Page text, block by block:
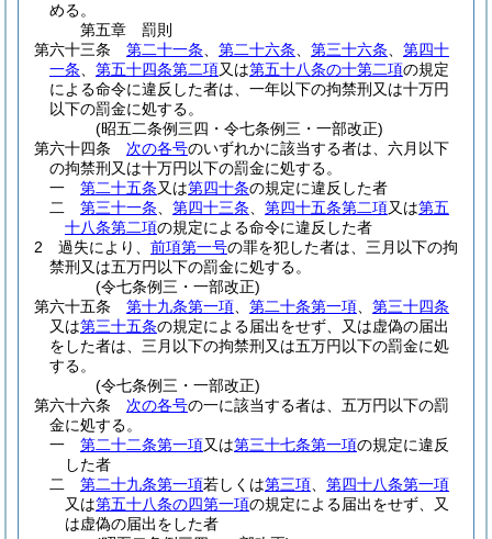
める。
第五章
罰則
第六十三条
第二十一条 第二十六条 第三十六条
第四十
一条
第五十四条第二項又は第五十八条の十第二項の規定
による命令に違反した者は、一年以下の拘禁刑又は十万円
以下の罰金に処する。
(昭五二条例三四・令七条例三・一部改正)
第六十四条
次の各号のいずれかに該当する者は、六月以下
の拘禁刑又は十万円以下の罰金に処する。
一
第二十五条又は第四十条の規定に違反した者
二
第三十一条 第四十三条 第四十五条第二項又は第五
十八条第二項の規定による命令に違反した者
2
過失により、 前項第一号の罪を犯した者は、三月以下の拘
禁刑又は五万円以下の罰金に処する。
(令七条例三・一部改正)
第六十五条
第十九条第一項 第二十条第一項
第三十四条
又は第三十五条の規定による届出をせず、又は虚偽の届出
をした者は、三月以下の拘禁刑又は五万円以下の罰金に処
する。
(令七条例三・一部改正)
第六十六条
次の各号の一に該当する者は、五万円以下の罰
金に処する。
一
第二十二条第一項又は第三十七条第一項の規定に違反
した者
二
第二十九条第一項若しくは第三項
第四十八条第一項
又は第五十八条の四第一項の規定による届出をせず、又
は虚偽の届出をした者